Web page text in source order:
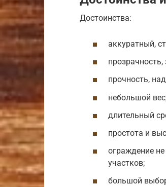
Достоинства:
аккуратный,
прочность,
небольшой
длительный
простота и
ограждение
участков;
большой